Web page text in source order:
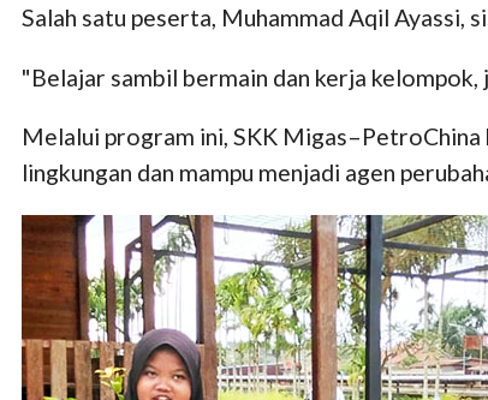
Salah satu peserta, Muhammad Aqil Ayassi,
"Belajar sambil bermain dan kerja kelompok,
Melalui program ini, SKK
lingkungan dan mampu menjadi agen